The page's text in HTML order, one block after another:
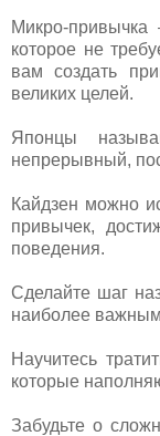
Микро-
которое не
вам создать
великих целей.
Японцы
непрерывный,
Кайдзен можно
привычек,
поведения.
Сделайте шаг
наиболее
Научитесь
которые
Забудьте о